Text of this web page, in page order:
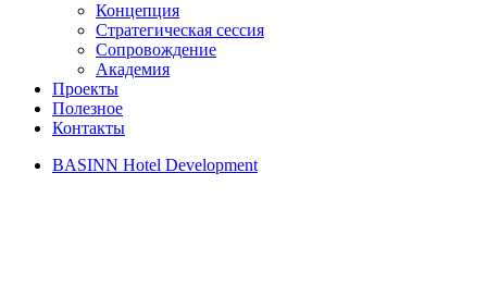
Концепция
Стратегическая сессия
Сопровождение
Академия
Проекты
Полезное
Контакты
BASINN Hotel Development